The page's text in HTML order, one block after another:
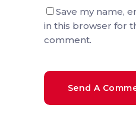
Save my name,
in this browser for
comment.
Send A